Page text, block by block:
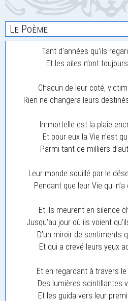
Le Poème
Tant d’années qu’ils
Et les ailes n’ont
Chacun de leur coté,
Rien ne changera leurs
Immortelle est la plaie
Et pour eux la Vie n’est
Parmi tant de milliers
Leur monde souillé par le
Pendant que leur Vie qui
Et ils meurent en silence
Jusqu’au jour où ils voient
D’un miroir de sentiments
Et qui a crevé leurs yeux
Et en regardant à travers
Des lumières scintillantes
Et les guida vers leur